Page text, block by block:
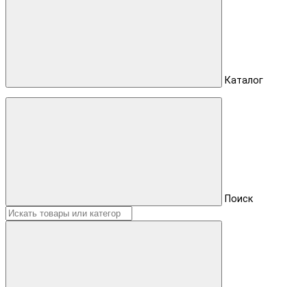
Каталог
Поиск